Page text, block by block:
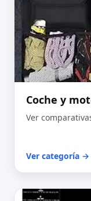
Coche y
Ver
Ver categoría →